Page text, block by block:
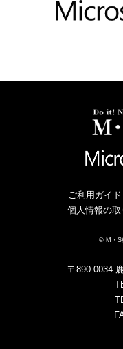
ご利用ガイド
個人情報の
© M・S
〒890-0034